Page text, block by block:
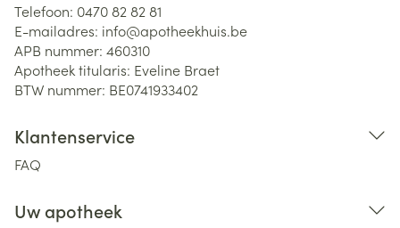
Telefoon: 0470 82 82 81
E-mailadres: info@apotheekhuis.be
APB nummer: 460310
Apotheek titularis: Eveline Braet
BTW nummer: BE0741933402
Klantenservice
FAQ
Uw apotheek